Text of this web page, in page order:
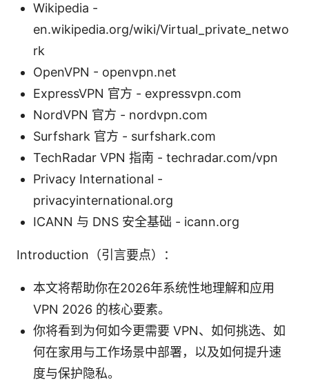
Wikipedia -
en.wikipedia.org/wiki/Virtual_private_netwo
rk
OpenVPN - openvpn.net
ExpressVPN 官方 - expressvpn.com
NordVPN 官方 - nordvpn.com
Surfshark 官方 - surfshark.com
TechRadar VPN 指南 - techradar.com/vpn
Privacy International -
privacyinternational.org
ICANN 与 DNS 安全基础 - icann.org
Introduction（引言要点）：
本文将帮助你在2026年系统性地理解和应用
VPN 2026 的核心要素。
你将看到为何如今更需要 VPN、如何挑选、如
何在家用与工作场景中部署，以及如何提升速
度与保护隐私。